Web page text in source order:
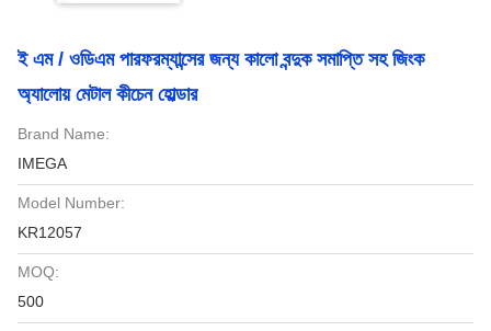
ই এম / ওডিএম পারফরম্যান্সের জন্য কালো বন্দুক সমাপ্তি সহ জিংক
অ্যালোয় মেটাল কীচেন হোল্ডার
Brand Name:
IMEGA
Model Number:
KR12057
MOQ:
500